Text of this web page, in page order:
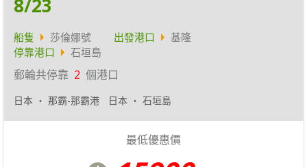
8/23
船隻 莎倫娜號 出發港口
基隆
停靠港口
石垣島
郵輪共停靠 2 個港口
日本 ‧ 那霸-那霸港 日本 ‧ 石垣島
最低優惠價